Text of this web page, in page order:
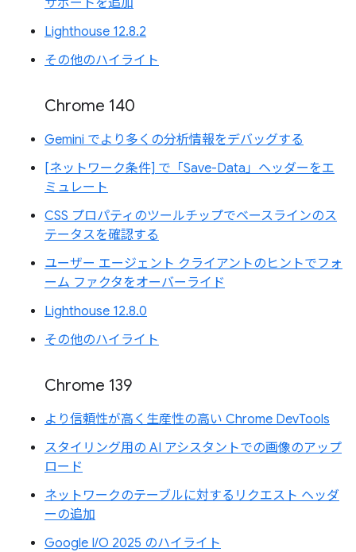
Lighthouse 12.8.2
その他のハイライト
Chrome 140
Gemini でより多くの分析情報をデバッグする
[ネットワーク条件] で「Save-Data」ヘッダーをエ
ミュレート
CSS プロパティのツールチップでベースラインのス
テータスを確認する
ユーザー エージェント クライアントのヒントでフォ
ーム ファクタをオーバーライド
Lighthouse 12.8.0
その他のハイライト
Chrome 139
より信頼性が高く生産性の高い Chrome DevTools
スタイリング用の AI アシスタントでの画像のアップ
ロード
ネットワークのテーブルに対するリクエスト ヘッダ
ーの追加
Google I/O 2025 のハイライト